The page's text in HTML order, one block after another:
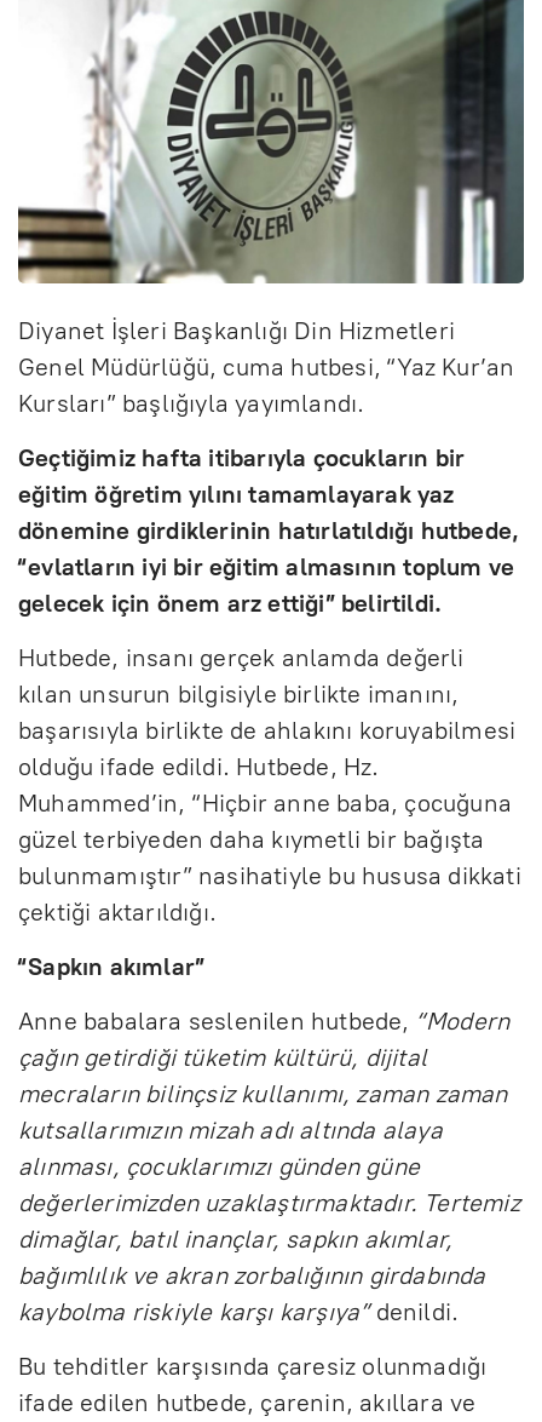
Diyanet İşleri Başkanlığı Din Hizmetleri
Genel Müdürlüğü, cuma hutbesi, “Yaz Kur’an
Kursları” başlığıyla yayımlandı.
Geçtiğimiz hafta itibarıyla çocukların bir
eğitim öğretim yılını tamamlayarak yaz
dönemine girdiklerinin hatırlatıldığı hutbede,
“evlatların iyi bir eğitim almasının toplum ve
gelecek için önem arz ettiği” belirtildi.
Hutbede, insanı gerçek anlamda değerli
kılan unsurun bilgisiyle birlikte imanını,
başarısıyla birlikte de ahlakını koruyabilmesi
olduğu ifade edildi. Hutbede, Hz.
Muhammed’in, “Hiçbir anne baba, çocuğuna
güzel terbiyeden daha kıymetli bir bağışta
bulunmamıştır” nasihatiyle bu hususa dikkati
çektiği aktarıldığı.
“Sapkın akımlar”
Anne babalara seslenilen hutbede, “Modern
çağın getirdiği tüketim kültürü, dijital
mecraların bilinçsiz kullanımı, zaman zaman
kutsallarımızın mizah adı altında alaya
alınması, çocuklarımızı günden güne
değerlerimizden uzaklaştırmaktadır. Tertemiz
dimağlar, batıl inançlar, sapkın akımlar,
bağımlılık ve akran zorbalığının girdabında
kaybolma riskiyle karşı karşıya”denildi.
Bu tehditler karşısında çaresiz olunmadığı
ifade edilen hutbede, çarenin, akıllara ve